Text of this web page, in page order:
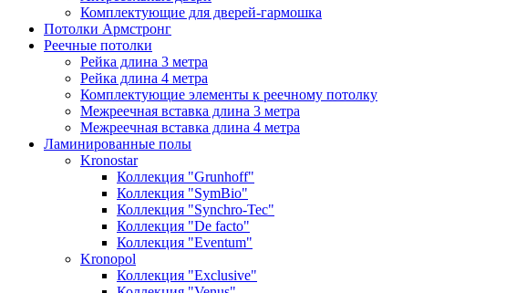
Комплектующие для дверей-гармошка
Потолки Армстронг
Реечные потолки
Рейка длина 3 метра
Рейка длина 4 метра
Комплектующие элементы к реечному потолку
Межреечная вставка длина 3 метра
Межреечная вставка длина 4 метра
Ламинированные полы
Kronostar
Коллекция "Grunhoff"
Коллекция "SymBio"
Коллекция "Synchro-Tec"
Коллекция "De facto"
Коллекция "Eventum"
Kronopol
Коллекция "Exclusive"